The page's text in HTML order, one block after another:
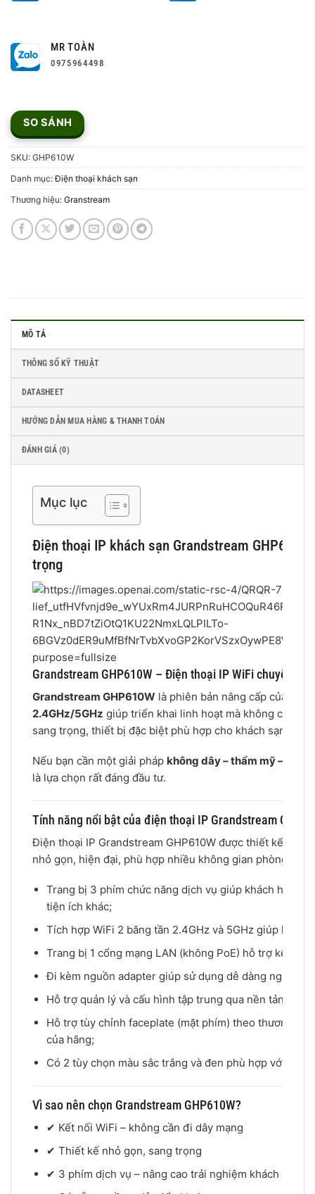
MR TOÀN
0975964498
SO SÁNH
SKU: GHP610W
Danh mục:Điện thoại khách sạn
Thương hiệu: Granstream
MÔ TẢ
THÔNG SỐ KỸ THUẬT
DATASHEET
HƯỚNG DẪN MUA HÀNG & THANH TOÁN
ĐÁNH GIÁ (0)
Mục lục
Điện thoại IP khách sạn Grandstream
trọng
Grandstream GHP610W – Điện thoại IP WiFi chuyên
Grandstream GHP610W là phiên bản nâng cấp của
2.4GHz/5GHz giúp triển khai linh hoạt mà không cần đi
sang trọng, thiết bị đặc biệt phù hợp cho khách sạn,
Nếu bạn cần một giải pháp không dây – thẩm mỹ – dễ
là lựa chọn rất đáng đầu tư.
Tính năng nổi bật của điện thoại IP Grandstream
Điện thoại IP Grandstream GHP610W được thiết kế tối
nhỏ gọn, hiện đại, phù hợp nhiều không gian phòng;
Trang bị 3 phím chức năng dịch vụ giúp khách hàng
tiện ích khác;
Tích hợp WiFi 2 băng tần 2.4GHz và 5GHz giúp kết
Trang bị 1 cổng mạng LAN (không PoE) hỗ trợ kết nối
Đi kèm nguồn adapter giúp sử dụng dễ dàng ngay khi
Hỗ trợ quản lý và cấu hình tập trung qua nền tảng
Hỗ trợ tùy chỉnh faceplate (mặt phím) theo thương
của hãng;
Có 2 tùy chọn màu sắc trắng và đen phù hợp với
Vì sao nên chọn Grandstream GHP610W?
✔ Kết nối WiFi – không cần đi dây mạng
✔ Thiết kế nhỏ gọn, sang trọng
✔ 3 phím dịch vụ – nâng cao trải nghiệm khách hàng